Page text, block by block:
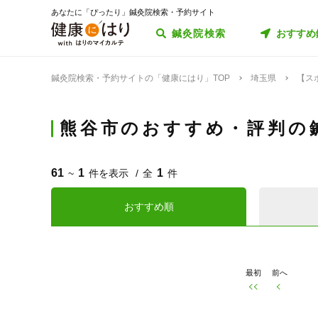
あなたに「ぴったり」鍼灸院検索・予約サイト
鍼灸院検索 おすす
鍼灸院検索・予約サイトの「健康にはり」TOP 埼玉県 【
熊谷市のおすすめ・評判
61 ~ 1 件を表示 全 1 件
おすすめ順
最初 前へ